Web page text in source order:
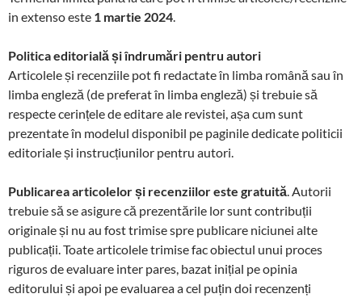
in extenso este 1 martie 2024
Politica editorială și îndrumări pentru autori
Articolele și recenziile pot fi redactate în limba română sau în
limba engleză (de preferat în limba engleză) și trebuie să
respecte cerințele de editare ale revistei, așa cum sunt
prezentate în modelul disponibil pe paginile dedicate politicii
editoriale și instrucțiunilor pentru autori.
Publicarea articolelor și recenziilor este gratuită . Autorii
trebuie să se asigure că prezentările lor sunt contribuții
originale și nu au fost trimise spre publicare niciunei alte
publicații. Toate articolele trimise fac obiectul unui proces
riguros de evaluare inter pares, bazat inițial pe opinia
editorului și apoi pe evaluarea a cel puțin doi recenzenți